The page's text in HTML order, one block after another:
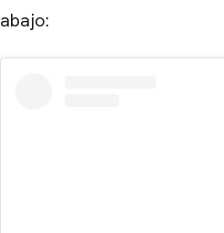
abajo: